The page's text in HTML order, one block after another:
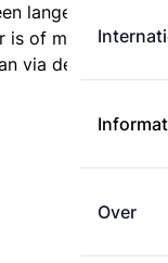
Over
langere route,
is of met minder
via de kortste